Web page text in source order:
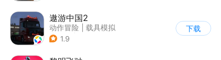
遨游中国2
动作冒险
载具模拟
| 汽车
1.9
下载